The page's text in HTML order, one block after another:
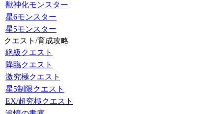
獣神化モンスター
星6モンスター
星5モンスター
クエスト/育成攻略
絶級クエスト
降臨クエスト
激究極クエスト
星5制限クエスト
EX/超究極クエスト